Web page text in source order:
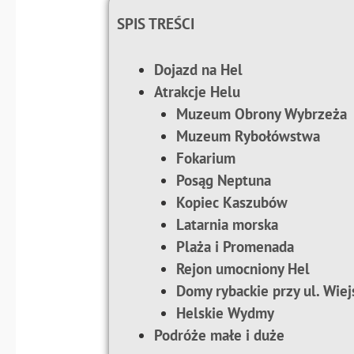
SPIS TREŚCI
Dojazd na Hel
Atrakcje Helu
Muzeum Obrony Wybrzeża
Muzeum Rybołówstwa
Fokarium
Posąg Neptuna
Kopiec Kaszubów
Latarnia morska
Plaża i Promenada
Rejon umocniony Hel
Domy rybackie przy ul.
Helskie Wydmy
Podróże małe i duże